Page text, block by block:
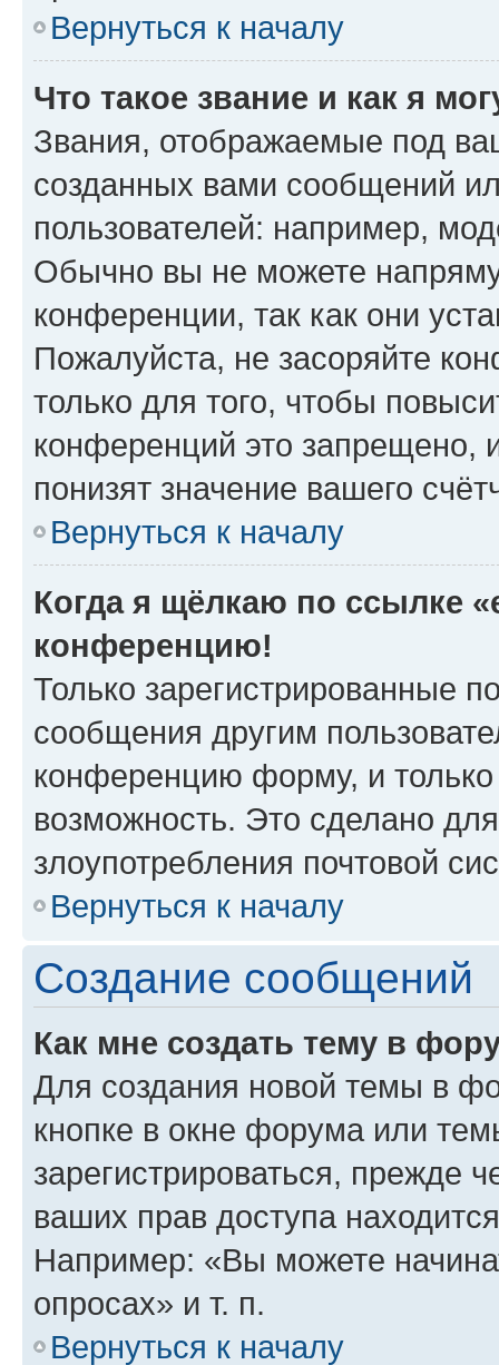
Вернуться к началу
Что такое звание и как я
Звания, отображаемые под
созданных вами сообщений
пользователей: например,
Обычно вы не можете
конференции, так как они
Пожалуйста, не засоряйте
только для того, чтобы
конференций это запрещено,
понизят значение вашего
Вернуться к началу
Когда я щёлкаю по ссылке
конференцию!
Только зарегистрированные
сообщения другим
конференцию форму, и
возможность. Это сделано
злоупотребления почтовой
Вернуться к началу
Создание сообщений
Как мне создать тему в
Для создания новой темы в
кнопке в окне форума или
зарегистрироваться, прежде
ваших прав доступа
Например: «Вы можете
опросах» и т. п.
Вернуться к началу